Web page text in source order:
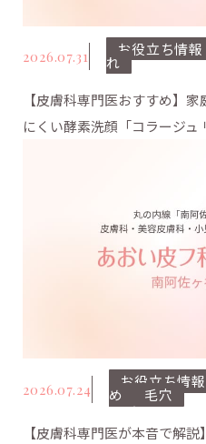
2026.07.31 お役立ち情報
れ
【皮膚科専門医おすすめ】
にくい酵素洗顔「コラージュ
2026.07.24 お役立ち情報
め
毛穴
【皮膚科専門医が本音で解